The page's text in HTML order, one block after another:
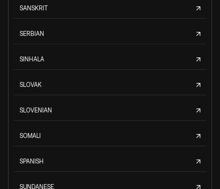
SANSKRIT
SERBIAN
SINHALA
SLOVAK
SLOVENIAN
SOMALI
SPANISH
SUNDANESE